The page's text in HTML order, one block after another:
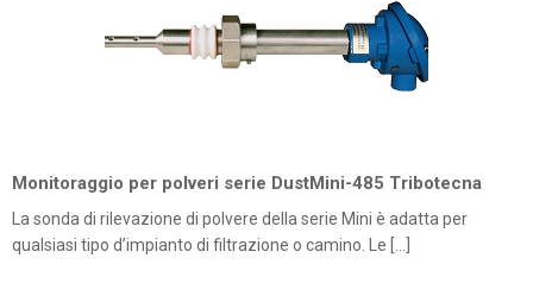
Monitoraggio per polveri serie DustMini-485 Tribotecna
La sonda di rilevazione di polvere della serie Mini è adatta per
qualsiasi tipo d’impianto di filtrazione o camino. Le […]